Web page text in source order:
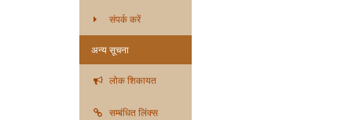
संपर्क करें
अन्य सूचना
लोक शिकायत
सम्बंधित लिंक्स